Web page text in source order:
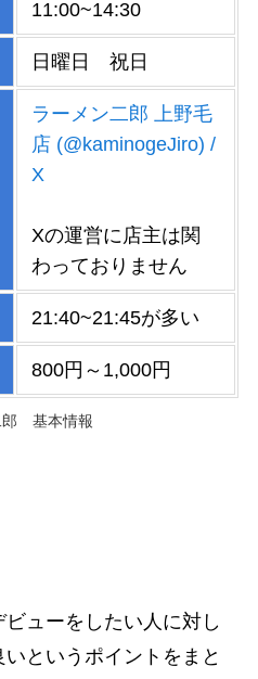
11:00~14:30
日曜日 祝日
ラーメン二郎 上野毛
店 (@kaminogeJiro) /
X
Xの運営に店主は関
わっておりません
21:40~21:45が多い
800円～1,000円
郎 基本情報
ューをしたい人に対し
というポイントをまと